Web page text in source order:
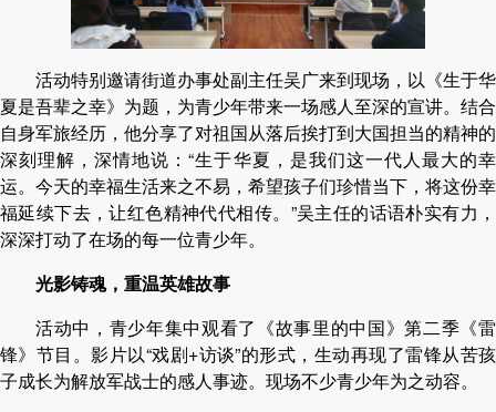
活动特别邀请街道办事处副主任吴广来到现场，以《生于华
夏是吾辈之幸》为题，为青少年带来一场感人至深的宣讲。结合
自身军旅经历，他分享了对祖国从落后挨打到大国担当的精神的
深刻理解，深情地说：“生于华夏，是我们这一代人最大的幸
运。今天的幸福生活来之不易，希望孩子们珍惜当下，将这份幸
福延续下去，让红色精神代代相传。”吴主任的话语朴实有力，
深深打动了在场的每一位青少年。
光影铸魂，重温英雄故事
活动中，青少年集中观看了《故事里的中国》第二季《雷
锋》节目。影片以“戏剧+访谈”的形式，生动再现了雷锋从苦孩
子成长为解放军战士的感人事迹。现场不少青少年为之动容。